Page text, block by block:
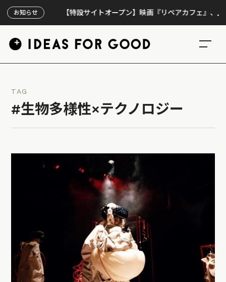
お知らせ【特設サイトオープン】映画『リペアカフェ』、上映300回
TAG
#生物多様性×テクノロジー